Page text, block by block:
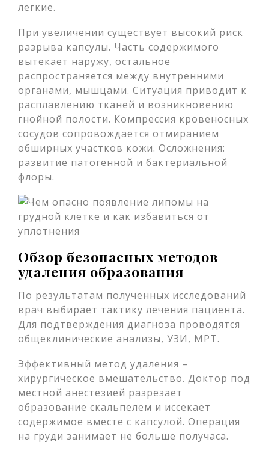
легкие.
При увеличении существует высокий риск
разрыва капсулы. Часть содержимого
вытекает наружу, остальное
распространяется между внутренними
органами, мышцами. Ситуация приводит к
расплавлению тканей и возникновению
гнойной полости. Компрессия кровеносных
сосудов сопровождается отмиранием
обширных участков кожи. Осложнения:
развитие патогенной и бактериальной
флоры.
Обзор безопасных методов
удаления образования
По результатам полученных исследований
врач выбирает тактику лечения пациента.
Для подтверждения диагноза проводятся
общеклинические анализы, УЗИ, МРТ.
Эффективный метод удаления –
хирургическое вмешательство. Доктор под
местной анестезией разрезает
образование скальпелем и иссекает
содержимое вместе с капсулой. Операция
на груди занимает не больше получаса.